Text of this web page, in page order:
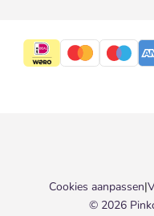
Cookies aanpassen|
© 2026